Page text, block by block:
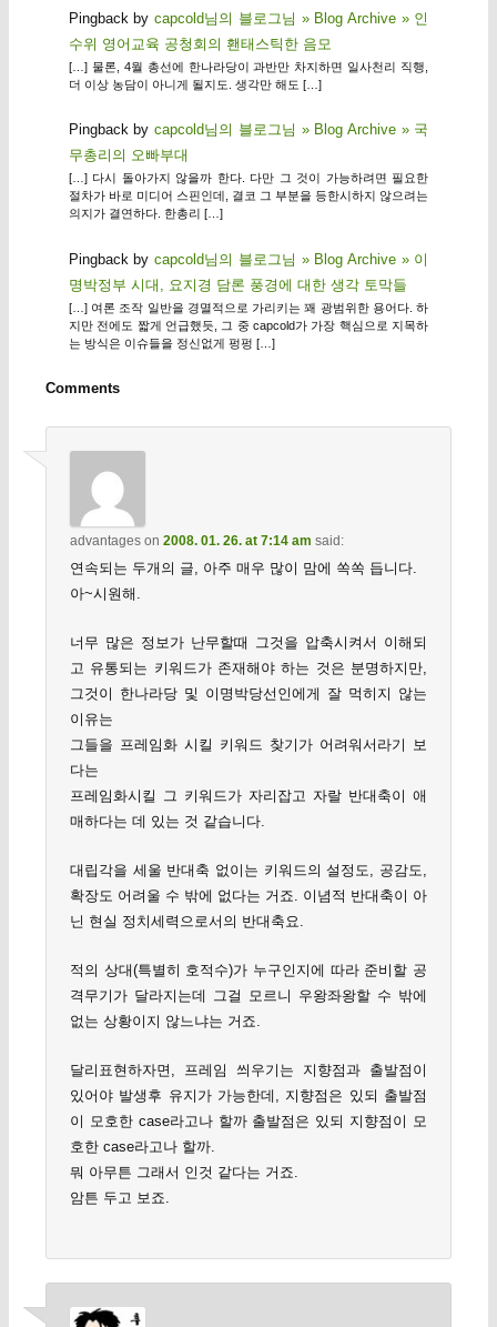
Pingback bycapcold님의 블로그님 » Blog Archive » 인
수위 영어교육 공청회의 홴태스틱한 음모
[…] 물론, 4월 총선에 한나라당이 과반만 차지하면 일사천리 직행,
더 이상 농담이 아니게 될지도. 생각만 해도 […]
Pingback bycapcold님의 블로그님 » Blog Archive » 국
무총리의 오빠부대
[…] 다시 돌아가지 않을까 한다. 다만 그 것이 가능하려면 필요한
절차가 바로 미디어 스핀인데, 결코 그 부분을 등한시하지 않으려는
의지가 결연하다. 한총리 […]
Pingback bycapcold님의 블로그님 » Blog Archive » 이
명박정부 시대, 요지경 담론 풍경에 대한 생각 토막들
[…] 여론 조작 일반을 경멸적으로 가리키는 꽤 광범위한 용어다. 하
지만 전에도 짧게 언급했듯, 그 중 capcold가 가장 핵심으로 지목하
는 방식은 이슈들을 정신없게 펑펑 […]
Comments
advantageson 2008. 01. 26. at 7:14 am said:
연속되는 두개의 글, 아주 매우 많이 맘에 쏙쏙 듭니다.
아~시원해.
너무 많은 정보가 난무할때 그것을 압축시켜서 이해되
고 유통되는 키워드가 존재해야 하는 것은 분명하지만,
그것이 한나라당 및 이명박당선인에게 잘 먹히지 않는
이유는
그들을 프레임화 시킬 키워드 찾기가 어려워서라기 보
다는
프레임화시킬 그 키워드가 자리잡고 자랄 반대축이 애
매하다는 데 있는 것 같습니다.
대립각을 세울 반대축 없이는 키워드의 설정도, 공감도,
확장도 어려울 수 밖에 없다는 거죠. 이념적 반대축이 아
닌 현실 정치세력으로서의 반대축요.
적의 상대(특별히 호적수)가 누구인지에 따라 준비할 공
격무기가 달라지는데 그걸 모르니 우왕좌왕할 수 밖에
없는 상황이지 않느냐는 거죠.
달리표현하자면, 프레임 씌우기는 지향점과 출발점이
있어야 발생후 유지가 가능한데, 지향점은 있되 출발점
이 모호한 case라고나 할까 출발점은 있되 지향점이 모
호한 case라고나 할까.
뭐 아무튼 그래서 인것 같다는 거죠.
암튼 두고 보죠.